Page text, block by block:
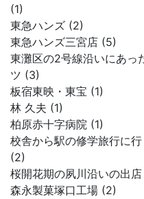
(1)
東急ハンズ (2)
東急ハンズ三宮店 (5)
東灘区の2号線沿いにあっ
ツ (3)
板宿東映・東宝 (1)
林 久夫 (1)
柏原赤十字病院 (1)
校舎から駅の修学旅行に
(2)
桜開花期の夙川沿いの出店
森永製菓塚口工場 (2)